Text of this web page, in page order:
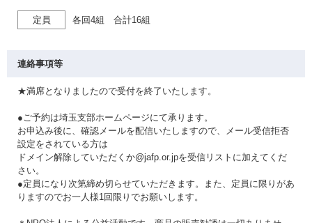
定員 各回4組 合計16組
連絡事項等
★満席となりましたので受付を終了いたします。
●ご予約は埼玉支部ホームページにて承ります。
お申込み後に、確認メールを配信いたしますので、メール受信拒否
設定をされている方は
ドメイン解除していただくか@jafp.or.jpを受信リストに加えてくだ
さい。
●定員になり次第締め切らせていただきます。また、定員に限りがあ
りますのでお一人様1回限りでお願いします。